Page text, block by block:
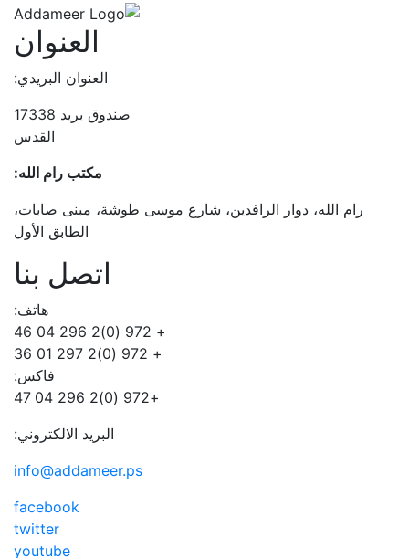
العنوان
العنوان البريدي:
صندوق بريد 17338
القدس
مكتب رام الله:
رام الله، دوار الرافدين، شارع موسى طوشة، مبنى صابات،
الطابق الأول
اتصل بنا
هاتف:
+ 972 (0)2 296 04 46
+ 972 (0)2 297 01 36
فاكس:
+972 (0)2 296 04 47
البريد الالكتروني:
info@addameer.ps
facebook
twitter
youtube